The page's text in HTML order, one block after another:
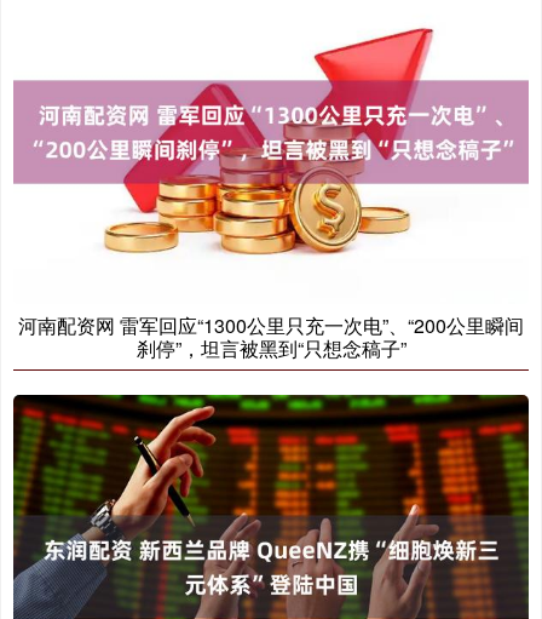
河南配资网 雷军回应“1300公里只充一次电”、“200公里瞬间
刹停”，坦言被黑到“只想念稿子”